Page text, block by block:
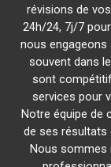
révisions de
24h/24, 7j/7
nous engageons
souvent dans
sont
services pour
Notre équipe de
de ses résultats
Nous sommes